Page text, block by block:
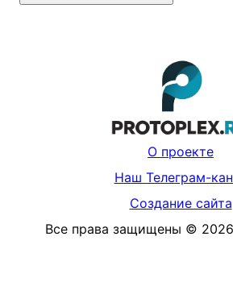
О проекте
Наш Телеграм-
Создание сайта
Все права защищены © 2026